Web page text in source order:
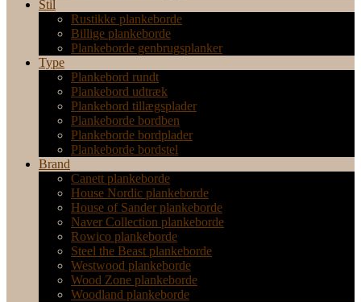
Stil
Rustikke plankeborde
Billige plankeborde
Plankeborde genbrugsplanker
Type
Plankebord rundt
Plankebord udtræk
Plankebord tillægsplader
Plankeborde bordben
Plankeborde bordplader
Plankeborde bordstel
Brand
Canett plankeborde
House Nordic plankeborde
House of Sander plankeborde
Naver Collection plankeborde
Rowico plankeborde
Steel the Beast plankeborde
Westwood plankeborde
Wood Zone plankeborde
Woodland plankeborde